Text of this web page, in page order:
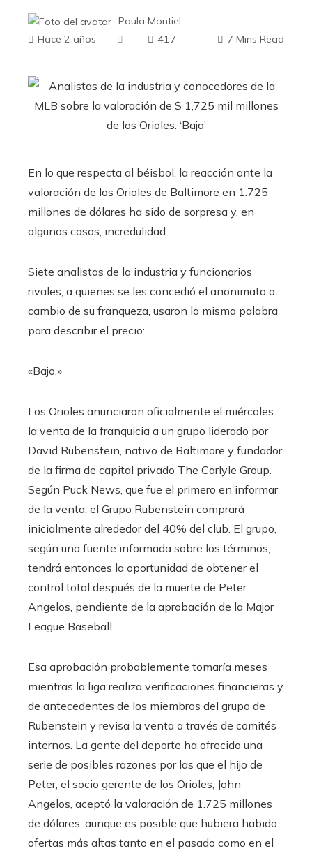
Paula Montiel
Hace 2 años
417 7 Mins Read
En lo que respecta al béisbol, la reacción ante la
valoración de los Orioles de Baltimore en 1.725
millones de dólares ha sido de sorpresa y, en
algunos casos, incredulidad.
Siete analistas de la industria y funcionarios
rivales, a quienes se les concedió el anonimato a
cambio de su franqueza, usaron la misma palabra
para describir el precio:
«Bajo.»
Los Orioles anunciaron oficialmente el miércoles
la venta de la franquicia a un grupo liderado por
David Rubenstein, nativo de Baltimore y fundador
de la firma de capital privado The Carlyle Group.
Según Puck News, que fue el primero en informar
de la venta, el Grupo Rubenstein comprará
inicialmente alrededor del 40% del club. El grupo,
según una fuente informada sobre los términos,
tendrá entonces la oportunidad de obtener el
control total después de la muerte de Peter
Angelos, pendiente de la aprobación de la Major
League Baseball.
Esa aprobación probablemente tomaría meses
mientras la liga realiza verificaciones financieras y
de antecedentes de los miembros del grupo de
Rubenstein y revisa la venta a través de comités
internos. La gente del deporte ha ofrecido una
serie de posibles razones por las que el hijo de
Peter, el socio gerente de los Orioles, John
Angelos, aceptó la valoración de 1.725 millones
de dólares, aunque es posible que hubiera habido
ofertas más altas tanto en el pasado como en el